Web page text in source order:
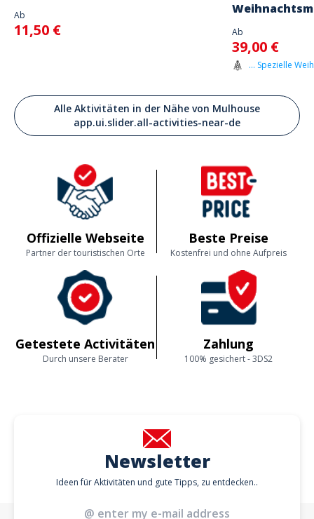
Ab
11,50 € Ab
39,00 €
... Spezielle
Alle Aktivitäten in der Nähe von Mulhouse
app.ui.slider.all-activities-near-de
Offizielle Webseite
Partner der touristischen Orte
Beste Preise
Kostenfrei und ohne Aufpreis
Getestete Activitäten
Durch unsere Berater
Zahlung
100% gesichert - 3DS2
Newsletter
Ideen für Aktivitäten und gute Tipps, zu entdecken..